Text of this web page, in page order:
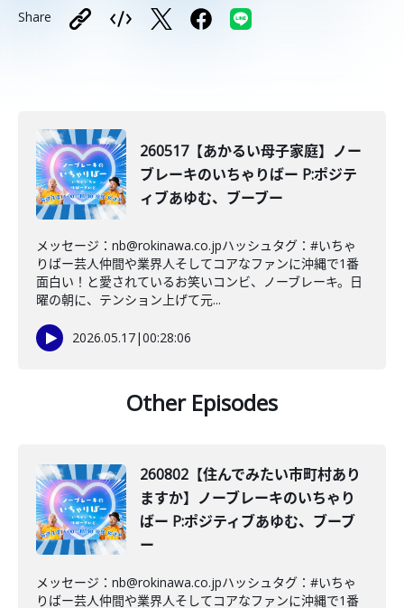
Share
260517【あかるい母子家庭】ノー
ブレーキのいちゃりばー P:ポジテ
ィブあゆむ、ブーブー
メッセージ：nb@rokinawa.co.jpハッシュタグ：#いちゃ
りばー芸人仲間や業界人そしてコアなファンに沖縄で1番
面白い！と愛されているお笑いコンビ、ノーブレーキ。日
曜の朝に、テンション上げて元...
2026.05.17|00:28:06
Other Episodes
260802【住んでみたい市町村あり
ますか】ノーブレーキのいちゃり
ばー P:ポジティブあゆむ、ブーブ
ー
メッセージ：nb@rokinawa.co.jpハッシュタグ：#いちゃ
りばー芸人仲間や業界人そしてコアなファンに沖縄で1番